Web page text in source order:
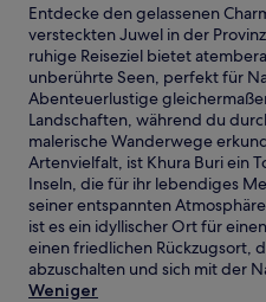
Entdecke den gelassenen
versteckten Juwel in der
ruhige Reiseziel bietet
unberührte Seen, perfekt für
Abenteuerlustige
Landschaften, während du
malerische Wanderwege
Artenvielfalt, ist Khura Buri ein
Inseln, die für ihr lebendiges
seiner entspannten
ist es ein idyllischer Ort für
einen friedlichen Rückzugsort,
abzuschalten und sich mit der
Weniger